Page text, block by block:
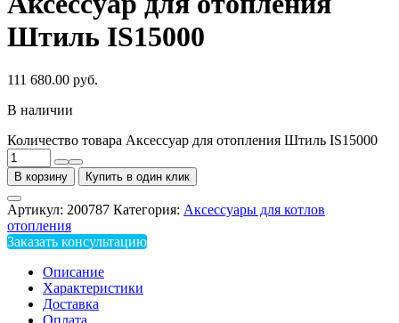
Штиль IS15000
111 680.00 руб.
В наличии
Количество товара Аксессуар для отопления Штиль IS15000
В корзину Купить в один клик
Артикул: 200787 Категория: Аксессуары для котлов
отопления
Заказать консультацию
Описание
Характеристики
Доставка